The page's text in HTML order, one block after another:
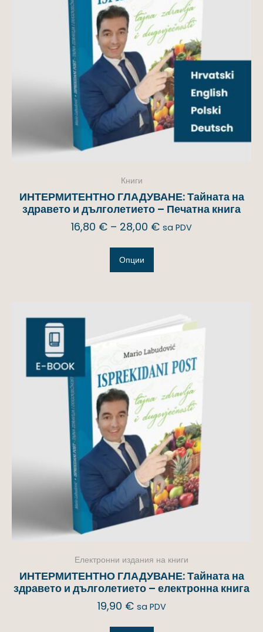
Книги
ИНТЕРМИТЕНТНО ГЛАДУВАНЕ: Тайната на
здравето и дълголетието – Печатна книга
16,80 € – 28,00 € sa PDV
Опции
Електронни издания на книги
ИНТЕРМИТЕНТНО ГЛАДУВАНЕ: Тайната на
здравето и дълголетието – електронна книга
19,90 € sa PDV